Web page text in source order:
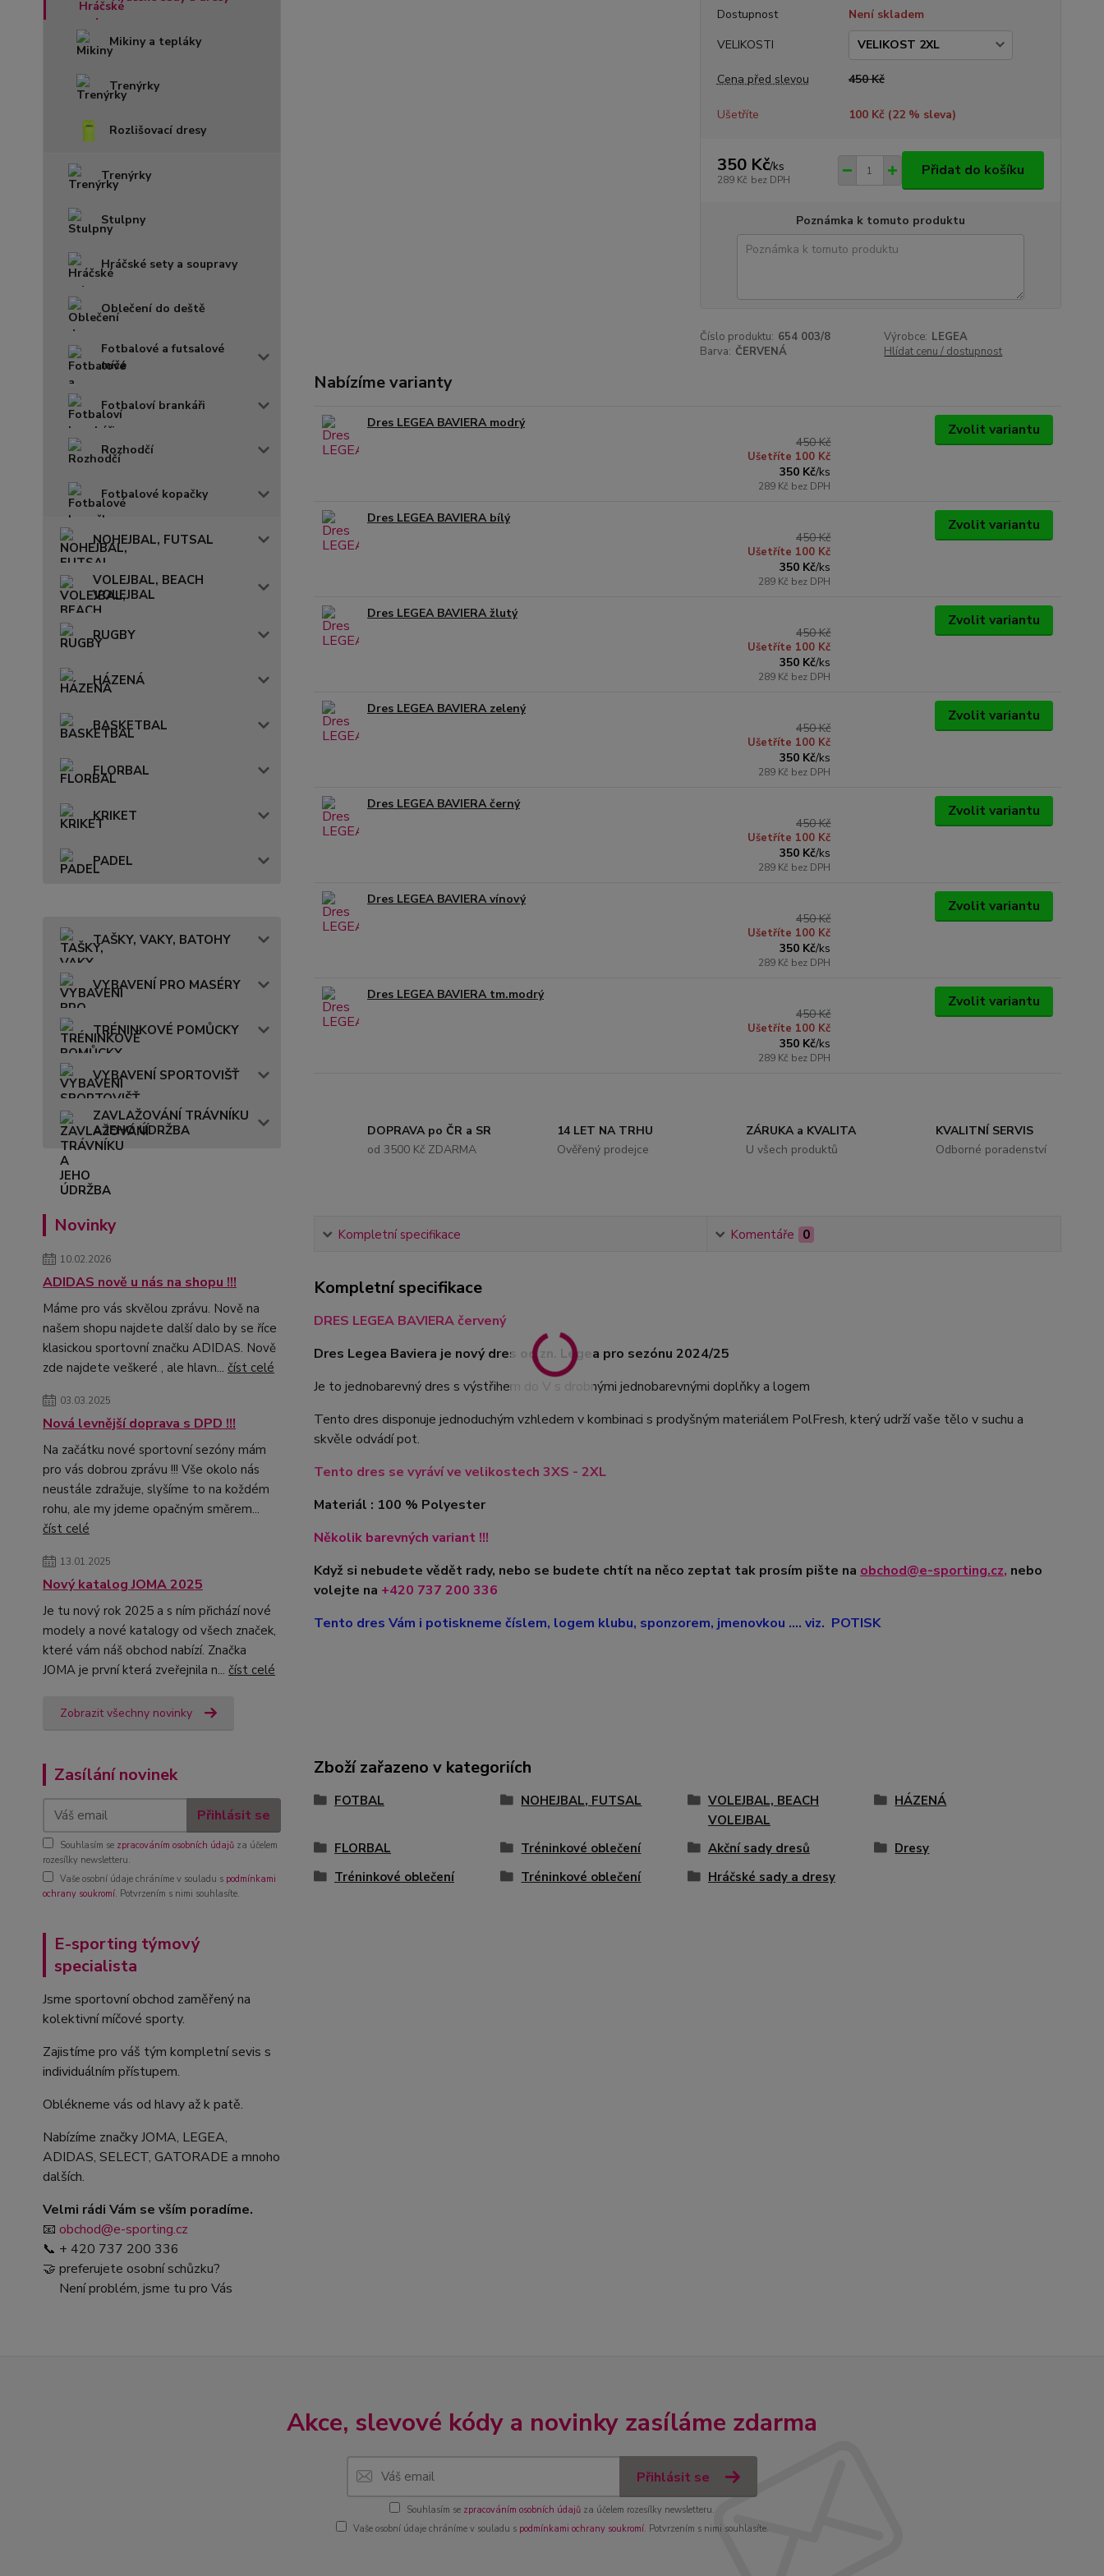
Mikiny a tepláky
Trenýrky
Rozlišovací dresy
Trenýrky
Stulpny
Hráčské sety a soupravy
Oblečení do deště
Fotbalové a futsalové
míče
Fotbaloví brankáři
Rozhodčí
Fotbalové kopačky
NOHEJBAL, FUTSAL
VOLEJBAL, BEACH
VOLEJBAL
RUGBY
HÁZENÁ
BASKETBAL
FLORBAL
KRIKET
PADEL
TAŠKY, VAKY, BATOHY
VYBAVENÍ PRO MASÉRY
TRÉNINKOVÉ POMŮCKY
VYBAVENÍ SPORTOVIŠŤ
ZAVLAŽOVÁNÍ TRÁVNÍKU
A JEHO ÚDRŽBA
Novinky
10.02.2026
ADIDAS nově u nás na shopu !!!
Máme pro vás skvělou zprávu. Nově na
našem shopu najdete další dalo by se říce
klasickou sportovní značku ADIDAS. Nově
zde najdete veškeré , ale hlavn... číst celé
03.03.2025
Nová levnější doprava s DPD !!!
Na začátku nové sportovní sezóny mám
pro vás dobrou zprávu !!! Vše okolo nás
neustále zdražuje, slyšíme to na koždém
rohu, ale my jdeme opačným směrem...
číst celé
13.01.2025
Nový katalog JOMA 2025
Je tu nový rok 2025 a s ním přichází nové
modely a nové katalogy od všech značek,
které vám náš obchod nabízí. Značka
JOMA je první která zveřejnila n... číst celé
Zobrazit všechny novinky
Zasílání novinek
Přihlásit se
Souhlasím se zpracováním osobních údajů za účelem
rozesílky newsletteru.
Vaše osobní údaje chráníme v souladu s podmínkami
ochrany soukromí. Potvrzením s nimi souhlasíte.
E-sporting týmový
specialista
Jsme sportovní obchod zaměřený na
kolektivní míčové sporty.
Zajistíme pro váš tým kompletní sevis s
individuálním přístupem.
Oblékneme vás od hlavy až k patě.
Nabízíme značky JOMA, LEGEA,
ADIDAS, SELECT, GATORADE a mnoho
dalších.
Velmi rádi Vám se vším poradíme.
📧 obchod@e-sporting.cz
📞 + 420 737 200 336
🤝 preferujete osobní schůzku?
Není problém, jsme tu pro Vás
Dostupnost
Není skladem
VELIKOSTI
Cena před slevou 450 Kč
Ušetříte 100 Kč (22% sleva)
350 Kč/ks
289 Kč bez DPH
Přidat do košíku
Poznámka k tomuto produktu
Číslo produktu: 654 003/8 Výrobce: LEGEA
Barva: ČERVENÁ Hlídat cenu / dostupnost
Nabízíme varianty
Dres LEGEA BAVIERA modrý
450 Kč
Ušetříte 100 Kč
350 Kč/ks
289 Kč bez DPH
Zvolit variantu
Dres LEGEA BAVIERA bílý
450 Kč
Ušetříte 100 Kč
350 Kč/ks
289 Kč bez DPH
Zvolit variantu
Dres LEGEA BAVIERA žlutý
450 Kč
Ušetříte 100 Kč
350 Kč/ks
289 Kč bez DPH
Zvolit variantu
Dres LEGEA BAVIERA zelený
450 Kč
Ušetříte 100 Kč
350 Kč/ks
289 Kč bez DPH
Zvolit variantu
Dres LEGEA BAVIERA černý
450 Kč
Ušetříte 100 Kč
350 Kč/ks
289 Kč bez DPH
Zvolit variantu
Dres LEGEA BAVIERA vínový
450 Kč
Ušetříte 100 Kč
350 Kč/ks
289 Kč bez DPH
Zvolit variantu
Dres LEGEA BAVIERA tm.modrý
450 Kč
Ušetříte 100 Kč
350 Kč/ks
289 Kč bez DPH
Zvolit variantu
DOPRAVA po ČR a SR
od 3500 Kč ZDARMA
14 LET NA TRHU
Ověřený prodejce
ZÁRUKA a KVALITA
U všech produktů
KVALITNÍ SERVIS
Odborné poradenství
Kompletní specifikace Komentáře 0
Kompletní specifikace
DRES LEGEA BAVIERA červený
Dres Legea Baviera je nový dres od zn. Legea pro sezónu 2024/25
Je to jednobarevný dres s výstřihem do V s drobnými jednobarevnými doplňky a logem
Tento dres disponuje jednoduchým vzhledem v kombinaci s prodyšným materiálem PolFresh, který udrží vaše tělo v suchu a
skvěle odvádí pot.
Tento dres se vyráví ve velikostech 3XS - 2XL
Materiál : 100 % Polyester
Několik barevných variant !!!
Když si nebudete vědět rady, nebo se budete chtít na něco zeptat tak prosím pište na obchod@e-sporting.cz, nebo
volejte na +420 737 200 336
Tento dres Vám i potiskneme číslem, logem klubu, sponzorem, jmenovkou .... viz. POTISK
Zboží zařazeno v kategoriích
FOTBAL NOHEJBAL, FUTSAL
VOLEJBAL, BEACH
VOLEJBAL
HÁZENÁ
FLORBAL Tréninkové oblečení Akční sady dresů
Dresy
Tréninkové oblečení
Tréninkové oblečení Hráčské sady a dresy
Akce, slevové kódy a novinky zasíláme zdarma
Přihlásit se
Souhlasím se zpracováním osobních údajů za účelem rozesílky newsletteru.
Vaše osobní údaje chráníme v souladu s podmínkami ochrany soukromí. Potvrzením s nimi souhlasíte.